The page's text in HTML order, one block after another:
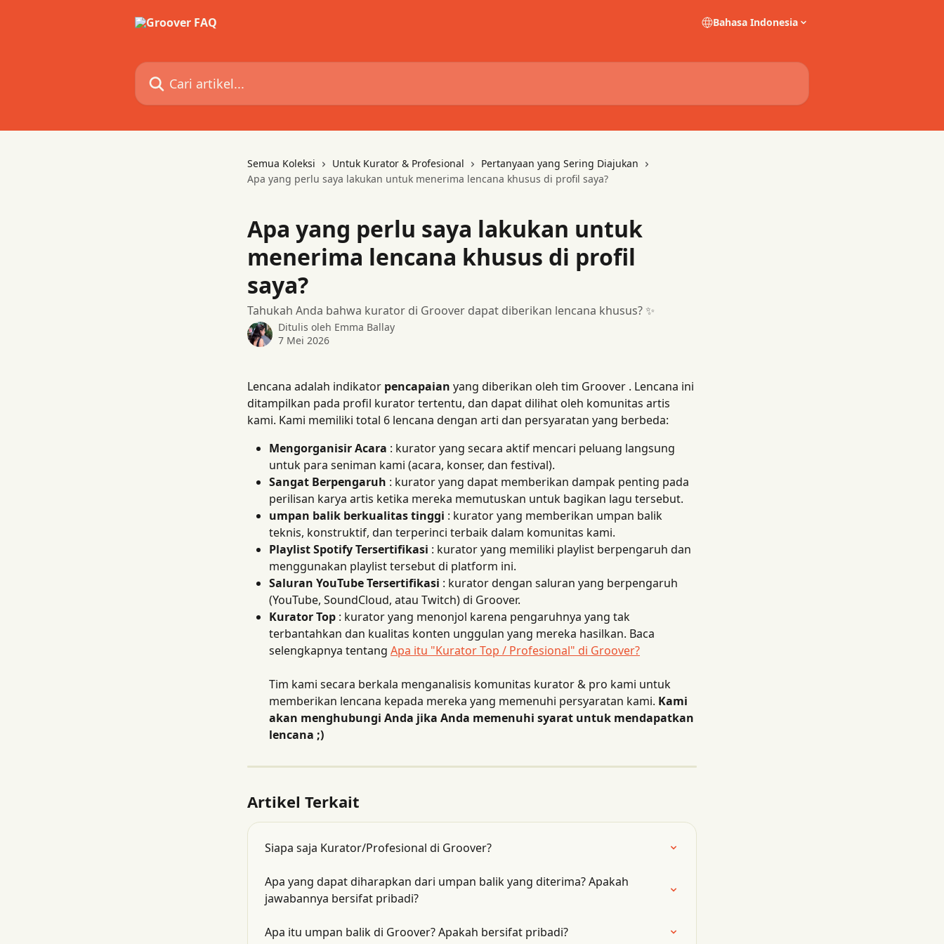
Bahasa Indonesia
Cari artikel...
Semua Koleksi Untuk Kurator & Profesional
Pertanyaan yang Sering Diajukan
Apa yang perlu saya lakukan untuk menerima lencana khusus di profil saya?
Apa yang perlu saya lakukan untuk
menerima lencana khusus di profil
saya?
Tahukah Anda bahwa kurator di Groover dapat diberikan lencana khusus? ✨
Ditulis oleh Emma Ballay
7 Mei 2026
Lencana adalah indikator pencapaian yang diberikan oleh tim Groover . Lencana ini
ditampilkan pada profil kurator tertentu, dan dapat dilihat oleh komunitas artis
kami. Kami memiliki total 6 lencana dengan arti dan persyaratan yang berbeda:
Mengorganisir Acara : kurator yang secara aktif mencari peluang langsung
untuk para seniman kami (acara, konser, dan festival).
Sangat Berpengaruh : kurator yang dapat memberikan dampak penting pada
perilisan karya artis ketika mereka memutuskan untuk bagikan lagu tersebut.
umpan balik berkualitas tinggi : kurator yang memberikan umpan balik
teknis, konstruktif, dan terperinci terbaik dalam komunitas kami.
Playlist Spotify Tersertifikasi : kurator yang memiliki playlist berpengaruh dan
menggunakan playlist tersebut di platform ini.
Saluran YouTube Tersertifikasi : kurator dengan saluran yang berpengaruh
(YouTube, SoundCloud, atau Twitch) di Groover.
Kurator Top : kurator yang menonjol karena pengaruhnya yang tak
terbantahkan dan kualitas konten unggulan yang mereka hasilkan. Baca
selengkapnya tentang Apa itu "Kurator Top / Profesional" di Groover?
Tim kami secara berkala menganalisis komunitas kurator & pro kami untuk
memberikan lencana kepada mereka yang memenuhi persyaratan kami. Kami
akan menghubungi Anda jika Anda memenuhi syarat untuk mendapatkan
lencana ;)
Artikel Terkait
Siapa saja Kurator/Profesional di Groover?
Apa yang dapat diharapkan dari umpan balik yang diterima? Apakah
jawabannya bersifat pribadi?
Apa itu umpan balik di Groover? Apakah bersifat pribadi?